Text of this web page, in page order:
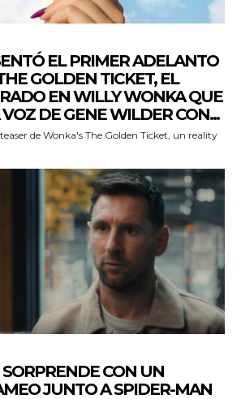
EL PRIMER ADELANTO
GOLDEN TICKET, EL
EN WILLY WONKA QUE
DE GENE WILDER CON...
de Wonka's The Golden Ticket, un reality
CON UN
JUNTO A SPIDER-MAN